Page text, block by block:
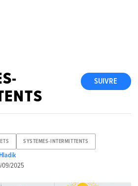
SUIVRE
SYSTEMES-INTERMITTENTS
09/2025